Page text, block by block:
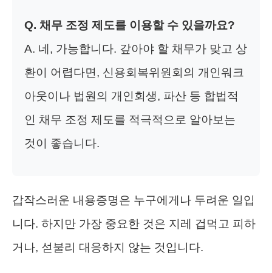
Q. 채무 조정 제도를 이용할 수 있을까요?
A. 네, 가능합니다. 갚아야 할 채무가 맞고 상
환이 어렵다면, 신용회복위원회의 개인워크
아웃이나 법원의 개인회생, 파산 등 합법적
인 채무 조정 제도를 적극적으로 알아보는
것이 좋습니다.
갑작스러운 내용증명은 누구에게나 두려운 일입
니다. 하지만 가장 중요한 것은 지레 겁먹고 피하
거나, 섣불리 대응하지 않는 것입니다.